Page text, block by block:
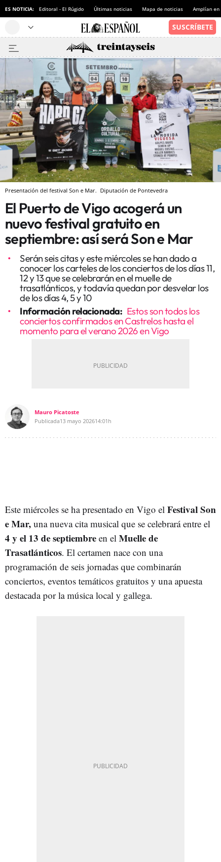
ES NOTICIA: Editoral - El Rúgido Últimas noticias Mapa de noticias Amplían
Presentación del festival Son e Mar. Diputación de Pontevedra
El Puerto de Vigo acogerá un
nuevo festival gratuito en
septiembre: así será Son e Mar
Serán seis citas y este miércoles se han dado a
conocer los carteles de los conciertos de los días 11,
12 y 13 que se celebrarán en el muelle de
trasatlánticos, y todavía quedan por desvelar los
de los días 4, 5 y 10
Información relacionada: Estos son todos los
conciertos confirmados en Castrelos hasta el
momento para el verano 2026 en Vigo
Mauro Picatoste
Publicada13 mayo 202614:01h
Este miércoles se ha presentado en Vigo el Festival Son
e Mar, una nueva cita musical que se celebrará entre el
4 y el 13 de septiembre en el Muelle de
Trasatlánticos. El certamen nace con una
programación de seis jornadas que combinarán
conciertos, eventos temáticos gratuitos y una apuesta
destacada por la música local y gallega.